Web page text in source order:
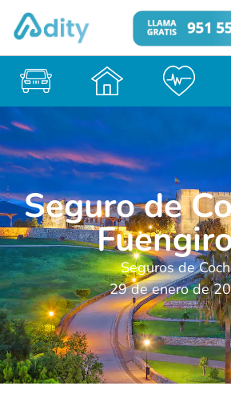
Seguro de
Seguros de
29 de enero de